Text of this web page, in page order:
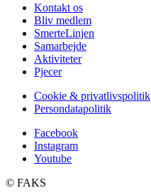
Kontakt os
Bliv medlem
SmerteLinjen
Samarbejde
Aktiviteter
Pjecer
Cookie & privatlivspolitik
Persondatapolitik
Facebook
Instagram
Youtube
©️ FAKS